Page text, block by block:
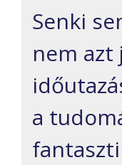
Senki
nem azt
a